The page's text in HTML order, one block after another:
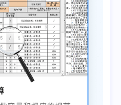
准》GB50166-2019
术标准》GB51309-2018
范》GB50261-2017
2017
GB50974-2014
验收规范》GB50877-